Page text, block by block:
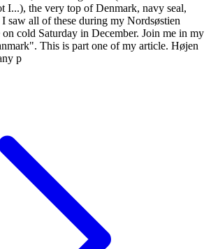
I...), the very top of Denmark, navy seal,
saw all of these during my Nordsøstien
cold Saturday in December. Join me in my
This is part one of my article. Højen
p